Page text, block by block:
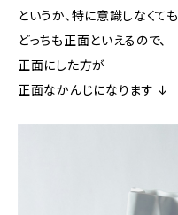
というか、特に意識しなくても
どっちも正面といえるので、
正面にした方が
正面なかんじになります ↓